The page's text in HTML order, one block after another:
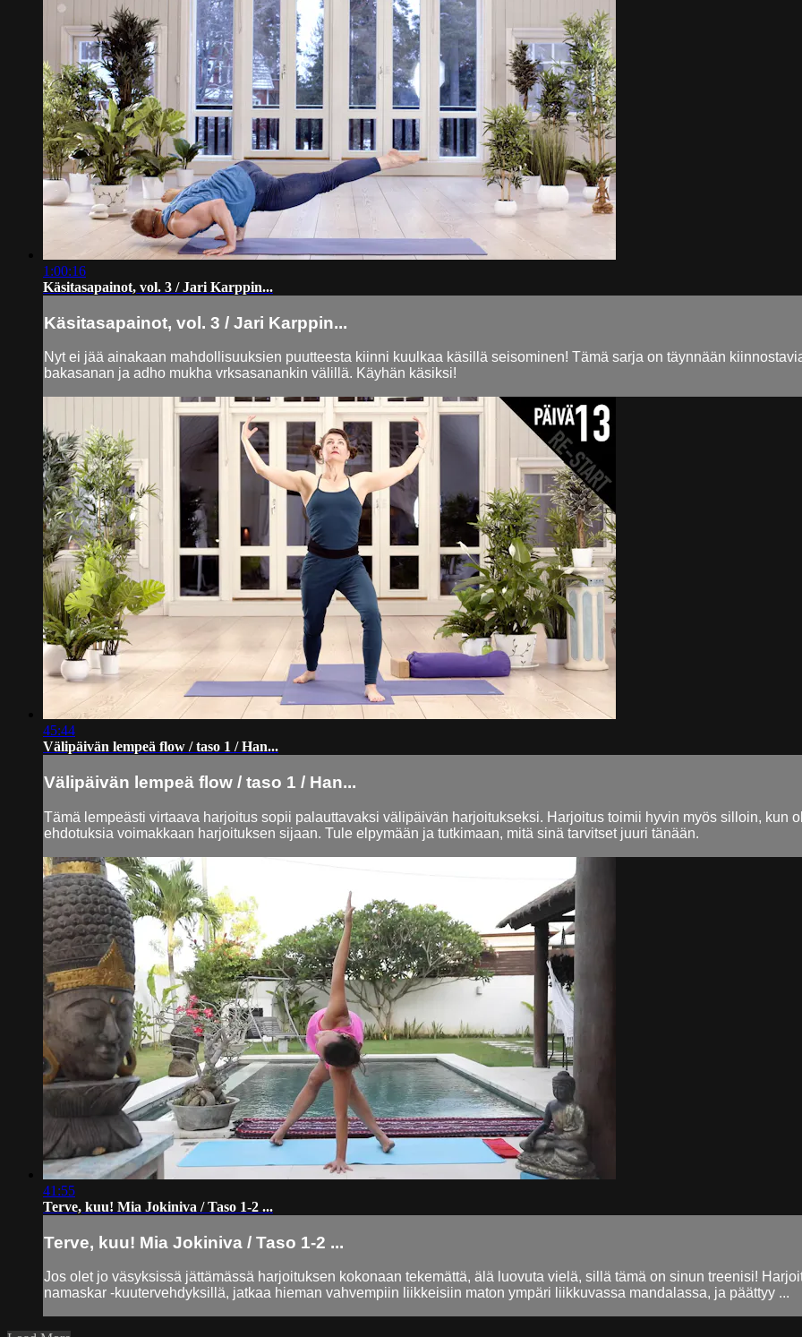
1:00:16
Käsitasapainot, vol. 3 / Jari Karppin...
Käsitasapainot, vol. 3 / Jari Karppin...
Nyt ei jää ainakaan mahdollisuuksien puutteesta kiinni kuulkaa käsillä seisominen! Tämä sarja on täynnään
bakasanan ja adho mukha vrksasanankin välillä. Käyhän käsiksi!
45:44
Välipäivän lempeä flow / taso 1 / Han...
Välipäivän lempeä flow / taso 1 / Han...
Tämä lempeästi virtaava harjoitus sopii palauttavaksi välipäivän harjoitukseksi. Harjoitus toimii hyvin myös silloin, kun
ehdotuksia voimakkaan harjoituksen sijaan. Tule elpymään ja tutkimaan, mitä sinä tarvitset juuri tänään.
41:55
Terve, kuu! Mia Jokiniva / Taso 1-2 ...
Terve, kuu! Mia Jokiniva / Taso 1-2 ...
Jos olet jo väsyksissä jättämässä harjoituksen kokonaan tekemättä, älä luovuta vielä, sillä tämä on sinun treenisi!
namaskar -kuutervehdyksillä, jatkaa hieman vahvempiin liikkeisiin maton ympäri liikkuvassa mandalassa, ja päättyy ...